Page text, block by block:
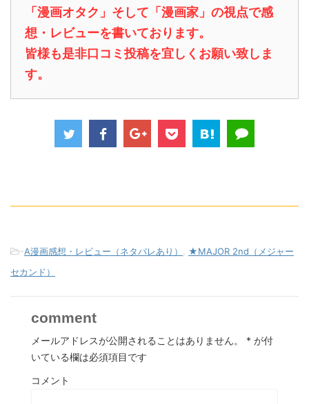
「漫画オタク」そして「漫画家」の視点で感
想・レビューを書いております。
皆様も是非口コミ投稿を宜しくお願い致しま
す。
-A漫画感想・レビュー（ネタバレあり）
★MAJOR 2nd（メジャー
セカンド）
comment
メールアドレスが公開されることはありません。 * が付
いている欄は必須項目です
コメント